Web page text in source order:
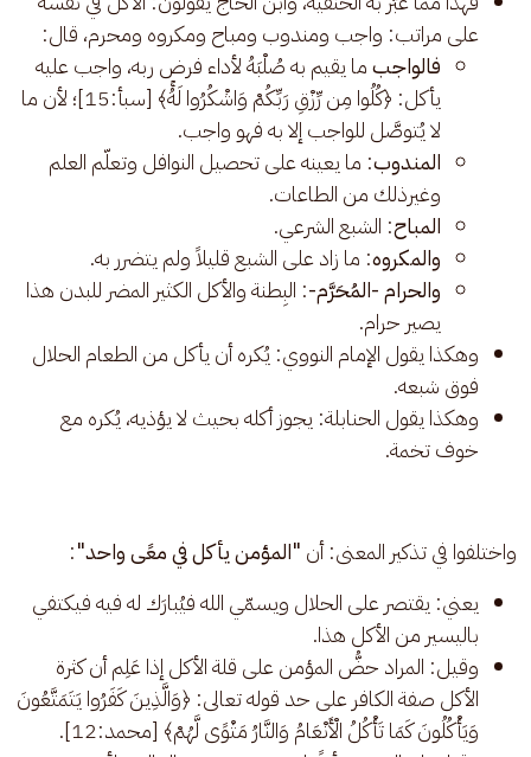
على مراتب: واجب ومندوب ومباح ومكروه ومحرم، قال:
فالواجبما يقيم به صُلْبَهُ لأداء فرض ربه، واجب عليه
يأكل: ﴿كُلُوا مِن رِّزْقِ رَبِّكُمْ وَاشْكُرُوا لَهُۚ﴾ [سبأ:15]؛ لأن ما
لا يُتوصَّل للواجب إلا به فهو واجب.
المندوب: ما يعينه على تحصيل النوافل وتعلّم العلم
وغيرذلك من الطاعات.
المباح: الشبع الشرعي.
والمكروه: ما زاد على الشبع قليلاً ولم يتضرر به.
والحرام -المُحَرَّم-: البِطنة والأكل الكثير المضر للبدن هذا
يصير حرام.
وهكذا يقول الإمام النووي: يُكره أن يأكل من الطعام الحلال
فوق شبعه.
وهكذا يقول الحنابلة: يجوز أكله بحيث لا يؤذيه، يُكره مع
خوف تخمة.
واختلفوا في تذكير المعنى: أن "المؤمن يأكل في معًى واحد":
يعني: يقتصر على الحلال ويسمّي الله فيُبارَك له فيه فيكتفي
باليسير من الأكل هذا.
وقيل: المراد حضُّ المؤمن على قلة الأكل إذا عَلِم أن كثرة
الأكل صفة الكافر على حد قوله تعالى: ﴿وَالَّذِينَ كَفَرُوا يَتَمَتَّعُونَ
وَيَأْكُلُونَ كَمَا تَأْكُلُ الْأَنْعَامُ وَالنَّارُ مَثْوًى لَّهُمْ﴾ [محمد:12].